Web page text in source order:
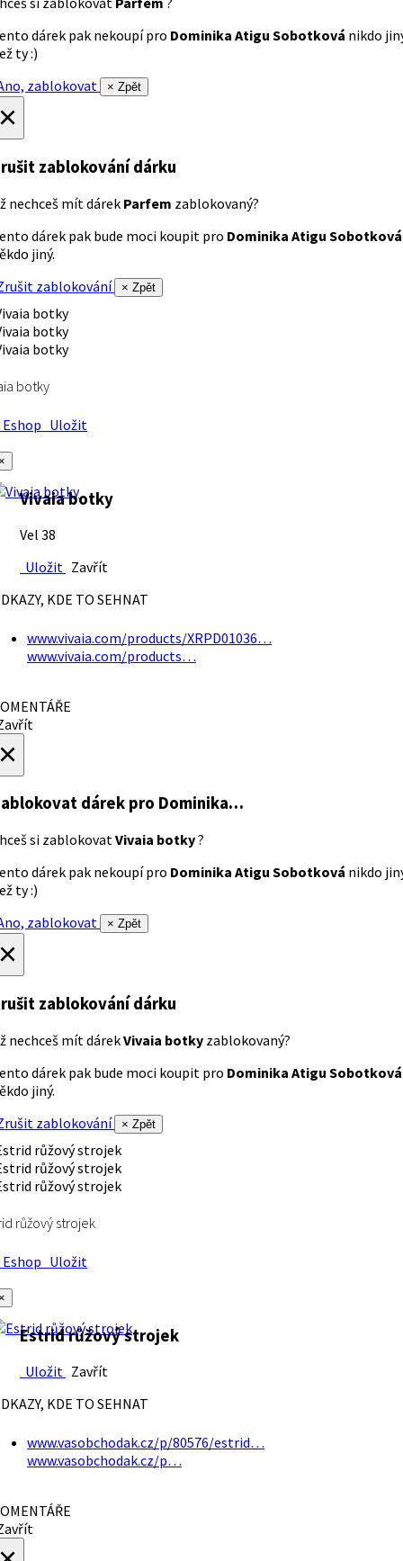
dárek pak nekoupí pro Dominika Atigu Sobotková nikdo
ty :)
zablokovat
× Zpět
zablokování dárku
nechceš mít dárek Parfem zablokovaný?
dárek pak bude moci koupit pro Dominika Atigu Sobotková
jiný.
zablokování
× Zpět
botky
Uložit
Vivaia botky
Vel 38
Uložit Zavřít
KDE TO SEHNAT
www.vivaia.com/products/XRPD01036…
www.vivaia.com/products…
dárek pro Dominika…
si zablokovatVivaia botky?
dárek pak nekoupí pro Dominika Atigu Sobotková nikdo
ty :)
zablokovat
× Zpět
zablokování dárku
nechceš mít dárekVivaia botky zablokovaný?
dárek pak bude moci koupit pro Dominika Atigu Sobotková
jiný.
zablokování
× Zpět
růžový strojek
Uložit
Estrid růžový strojek
Uložit Zavřít
KDE TO SEHNAT
www.vasobchodak.cz/p/80576/estrid…
www.vasobchodak.cz/p…